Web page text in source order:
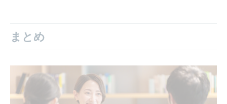
まとめ